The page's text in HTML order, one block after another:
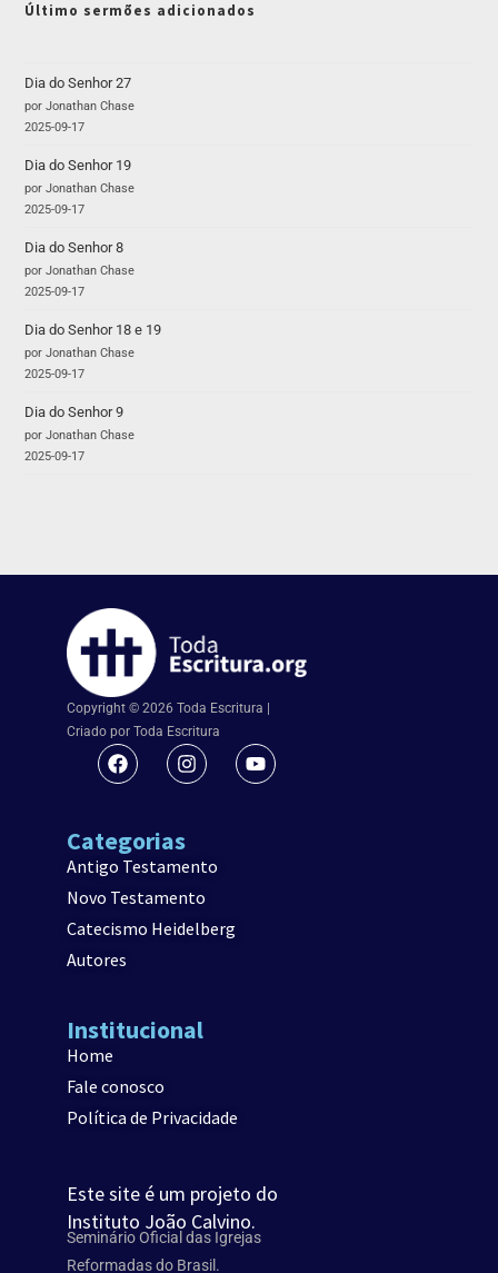
Último sermões adicionados
Dia do Senhor 27
por Jonathan Chase
2025-09-17
Dia do Senhor 19
por Jonathan Chase
2025-09-17
Dia do Senhor 8
por Jonathan Chase
2025-09-17
Dia do Senhor 18 e 19
por Jonathan Chase
2025-09-17
Dia do Senhor 9
por Jonathan Chase
2025-09-17
Copyright © 2026 Toda Escritura |
Criado por Toda Escritura
Categorias
Antigo Testamento
Novo Testamento
Catecismo Heidelberg
Autores
Institucional
Home
Fale conosco
Política de Privacidade
Este site é um projeto do
Instituto João Calvino.
Seminário Oficial das Igrejas
Reformadas do Brasil.